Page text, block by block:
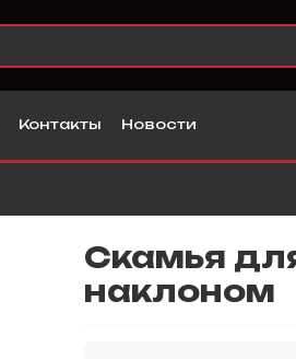
Контакты Новости
Скамья
наклоном